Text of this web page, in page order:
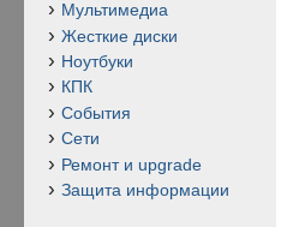
Мультимедиа
Жесткие диски
Ноутбуки
КПК
События
Сети
Ремонт и upgrade
Защита информации